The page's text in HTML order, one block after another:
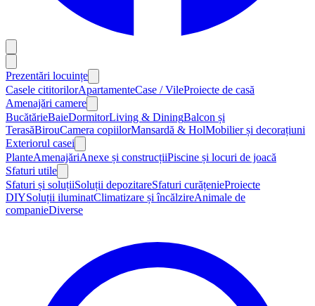
Prezentări locuințe
Casele cititorilorApartamenteCase / VileProiecte de casă
Amenajări camere
BucătărieBaieDormitorLiving & DiningBalcon și
TerasăBirouCamera copiilorMansardă & HolMobilier și decorațiuni
Exteriorul casei
PlanteAmenajăriAnexe și construcțiiPiscine și locuri de joacă
Sfaturi utile
Sfaturi și soluțiiSoluții depozitareSfaturi curățenieProiecte
DIYSoluții iluminatClimatizare și încălzireAnimale de
companieDiverse